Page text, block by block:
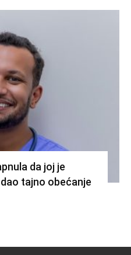
da joj je
tajno obećanje